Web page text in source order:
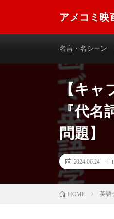
アメコミ映
名言・名シーン
【キャ
『代名
問題】
2024.06.24
HOME 英語